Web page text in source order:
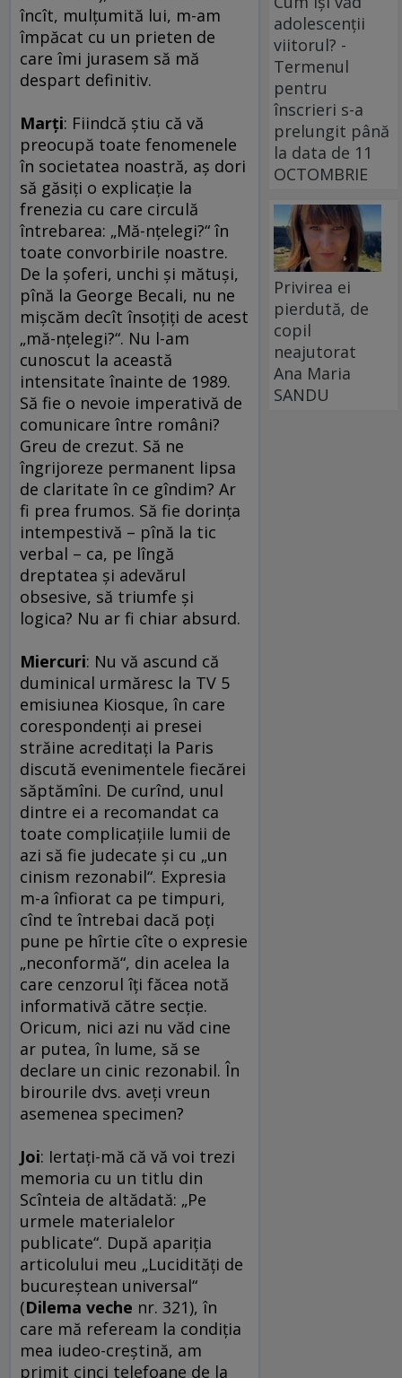
încît, mulţumită lui, m-am
împăcat cu un prieten de
care îmi jurasem să mă
despart definitiv.
Marţi: Fiindcă ştiu că vă
preocupă toate fenomenele
în societatea noastră, aş dori
să găsiţi o explicaţie la
frenezia cu care circulă
întrebarea: „Mă-nţelegi?“ în
toate convorbirile noastre.
De la şoferi, unchi şi mătuşi,
pînă la George Becali, nu ne
mişcăm decît însoţiţi de acest
„mă-nţelegi?“. Nu l-am
cunoscut la această
intensitate înainte de 1989.
Să fie o nevoie imperativă de
comunicare între români?
Greu de crezut. Să ne
îngrijoreze permanent lipsa
de claritate în ce gîndim? Ar
fi prea frumos. Să fie dorinţa
intempestivă – pînă la tic
verbal – ca, pe lîngă
dreptatea şi adevărul
obsesive, să triumfe şi
logica? Nu ar fi chiar absurd.
Miercuri: Nu vă ascund că
duminical urmăresc la TV 5
emisiunea Kiosque, în care
corespondenţi ai presei
străine acreditaţi la Paris
discută evenimentele fiecărei
săptămîni. De curînd, unul
dintre ei a recomandat ca
toate complicaţiile lumii de
azi să fie judecate şi cu „un
cinism rezonabil“. Expresia
m-a înfiorat ca pe timpuri,
cînd te întrebai dacă poţi
pune pe hîrtie cîte o expresie
„neconformă“, din acelea la
care cenzorul îţi făcea notă
informativă către secţie.
Oricum, nici azi nu văd cine
ar putea, în lume, să se
declare un cinic rezonabil. În
birourile dvs. aveţi vreun
asemenea specimen?
Joi: Iertaţi-mă că vă voi trezi
memoria cu un titlu din
Scînteia de altădată: „Pe
urmele materialelor
publicate“. După apariţia
articolului meu „Lucidităţi de
bucureştean universal“
(Dilema veche nr. 321), în
care mă refeream la condiţia
mea iudeo-creştină, am
primit cinci telefoane de la
adolescenții
viitorul? -
Termenul
pentru
înscrieri s-a
prelungit până
la data de 11
OCTOMBRIE
Privirea ei
pierdută, de
copil
neajutorat
Ana Maria
SANDU